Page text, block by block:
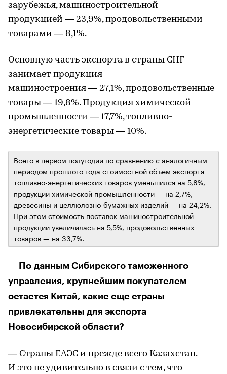
зарубежья, машиностроительной
продукцией — 23,9%, продовольственными
товарами — 8,1%.
Основную часть экспорта в страны СНГ
занимает продукция
машиностроения — 27,1%, продовольственные
товары — 19,8%. Продукция химической
промышленности — 17,7%, топливно-
энергетические товары — 10%.
Всего в первом полугодии по сравнению с аналогичным
периодом прошлого года стоимостной объем экспорта
топливно-энергетических товаров уменьшился на 5,8%,
продукции химической промышленности — на 2,7%,
древесины и целлюлозно-бумажных изделий — на 24,2%.
При этом стоимость поставок машиностроительной
продукции увеличилась на 5,5%, продовольственных
товаров — на 33,7%.
— По данным Сибирского таможенного
управления, крупнейшим покупателем
остается Китай, какие еще страны
привлекательны для экспорта
Новосибирской области?
— Страны ЕАЭС и прежде всего Казахстан.
И это не удивительно в связи с тем, что